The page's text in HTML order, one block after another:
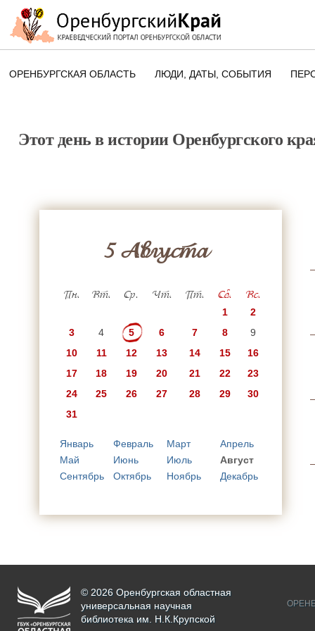
ОРЕНБУРГСКАЯ ОБЛАСТЬ ЛЮДИ, ДАТЫ, CОБЫТИЯ
ПАМЯТНЫЕ ДАТЫ
Этот день в истории Оренбургского
5 Августа
Пн. Вт. Ср. Чт. Пт. Сб. Вс.
1
2
3
4 5 6 7 8
9
10
11 12 13 14 15
16
17
18 19 20 21 22
23
24
25 26 27 28 29
30
31
Январь Февраль Март
Апрель
Май
Июнь Июль
Август
Сентябрь
Октябрь Ноябрь Декабрь
© 2026 Оренбургская областная
универсальная научная
библиотека им. Н.К.Крупской